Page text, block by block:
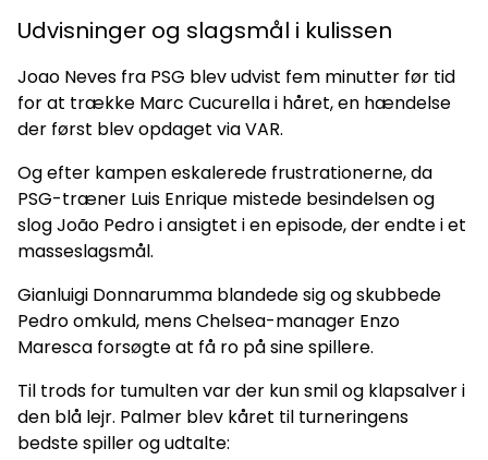
Udvisninger og slagsmål i kulissen
Joao Neves fra PSG blev udvist fem minutter før tid
for at trække Marc Cucurella i håret, en hændelse
der først blev opdaget via VAR.
Og efter kampen eskalerede frustrationerne, da
PSG-træner Luis Enrique mistede besindelsen og
slog João Pedro i ansigtet i en episode, der endte i et
masseslagsmål.
Gianluigi Donnarumma blandede sig og skubbede
Pedro omkuld, mens Chelsea-manager Enzo
Maresca forsøgte at få ro på sine spillere.
Til trods for tumulten var der kun smil og klapsalver i
den blå lejr. Palmer blev kåret til turneringens
bedste spiller og udtalte: